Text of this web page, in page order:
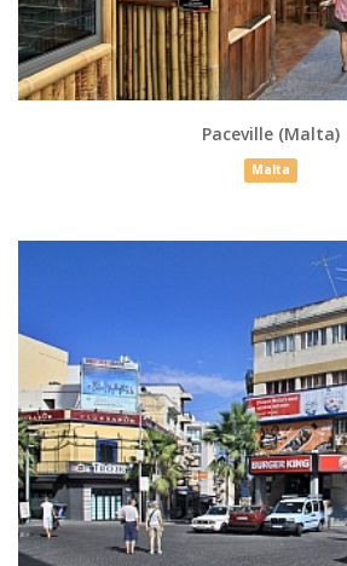
Paceville (Malta)
Malta